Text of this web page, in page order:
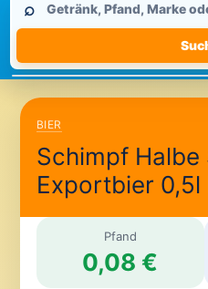
durchsuchen
⌕
BIER
Schimpf Halbe
Exportbier 0,5l
Pfand
0,08 €